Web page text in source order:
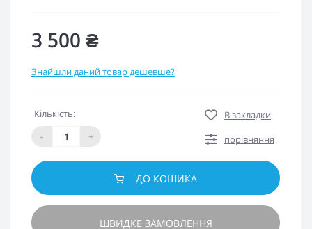
3 500 ₴
Знайшли даний товар дешевше?
Кількість:
-
+
В закладки
порівняння
ДО КОШИКА
ШВИДКЕ ЗАМОВЛЕННЯ